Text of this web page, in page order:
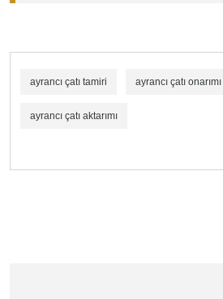
ayrancı çatı tamiri ayrancı çatı onarımı
ayrancı çatı aktarımı